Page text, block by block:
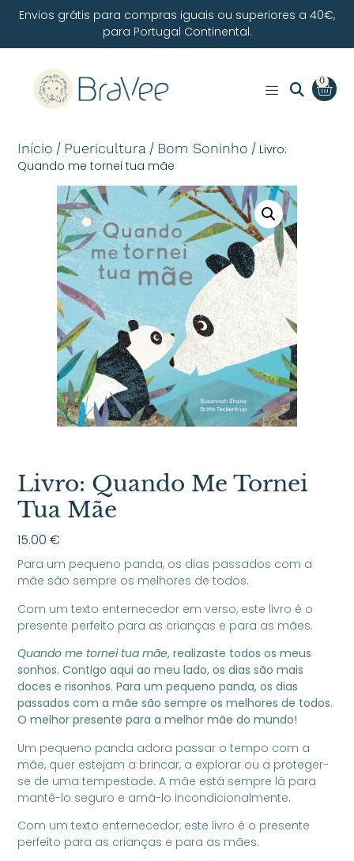
Envios grátis para compras iguais ou superiores a 40€,
para Portugal Continental.
0
Início / Puericultura / Bom Soninho / Livro:
Quando me tornei tua mãe
Livro: Quando Me Tornei
Tua Mãe
15.00€
Para um pequeno panda, os dias passados com a
mãe são sempre os melhores de todos.
Com um texto enternecedor em verso, este livro é o
presente perfeito para as crianças e para as mães.
Quando me tornei tua mãe, realizaste todos os meus
sonhos. Contigo aqui ao meu lado, os dias são mais
doces e risonhos. Para um pequeno panda, os dias
passados com a mãe são sempre os melhores de todos.
O melhor presente para a melhor mãe do mundo!
Um pequeno panda adora passar o tempo com a
mãe, quer estejam a brincar, a explorar ou a proteger-
se de uma tempestade. A mãe está sempre lá para
mantê-lo seguro e amá-lo incondicionalmente.
Com um texto enternecedor, este livro é o presente
perfeito para as crianças e para as mães.